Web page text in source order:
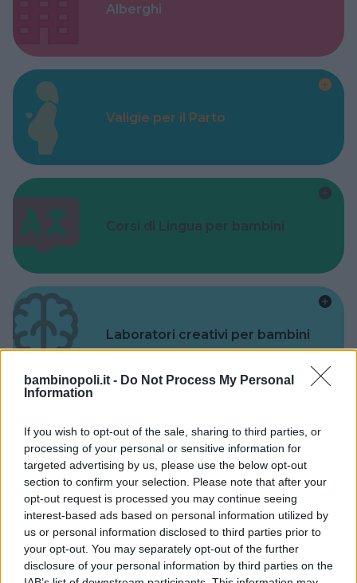
bambinopoli.it - Do Not Process My Personal
Information
If you wish to opt-out of the sale, sharing to third parties, or
processing of your personal or sensitive information for
targeted advertising by us, please use the below opt-out
section to confirm your selection. Please note that after your
opt-out request is processed you may continue seeing
interest-based ads based on personal information utilized by
us or personal information disclosed to third parties prior to
your opt-out. You may separately opt-out of the further
disclosure of your personal information by third parties on the
Alberghi
Valigie per il Parto
Corsi di Lingua per bambini
Laboratori creativi per bambini
Asili Nido
Feste